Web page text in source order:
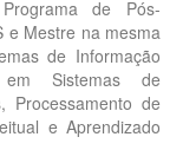
de Pós-
e Mestre na mesma
de Informação
Sistemas de
Processamento de
e Aprendizado